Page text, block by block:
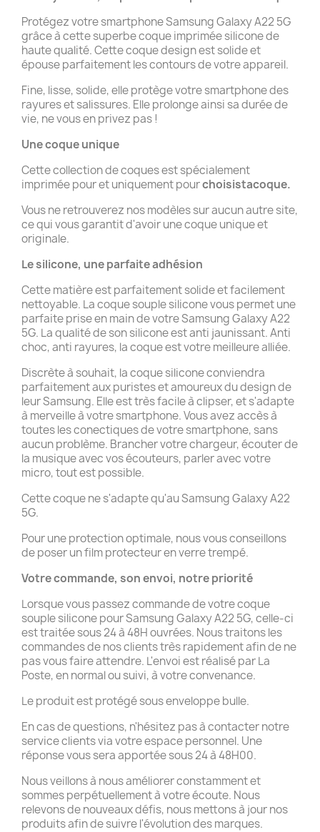
Protégez votre smartphone Samsung Galaxy A22 5G
grâce à cette superbe coque imprimée silicone de
haute qualité. Cette coque design est solide et
épouse parfaitement les contours de votre appareil.
Fine, lisse, solide, elle protège votre smartphone des
rayures et salissures. Elle prolonge ainsi sa durée de
vie, ne vous en privez pas !
Une coque unique
Cette collection de coques est spécialement
imprimée pour et uniquement pourchoisistacoque.
Vous ne retrouverez nos modèles sur aucun autre site,
ce qui vous garantit d'avoir une coque unique et
originale.
Le silicone, une parfaite adhésion
Cette matière est parfaitement solide et facilement
nettoyable. La coque souple silicone vous permet une
parfaite prise en main de votre Samsung Galaxy A22
5G. La qualité de son silicone est anti jaunissant. Anti
choc, anti rayures, la coque est votre meilleure alliée.
Discrète à souhait, la coque silicone conviendra
parfaitement aux puristes et amoureux du design de
leur Samsung. Elle est très facile à clipser, et s'adapte
à merveille à votre smartphone. Vous avez accès à
toutes les conectiques de votre smartphone, sans
aucun problème. Brancher votre chargeur, écouter de
la musique avec vos écouteurs, parler avec votre
micro, tout est possible.
Cette coque ne s'adapte qu'au Samsung Galaxy A22
5G.
Pour une protection optimale, nous vous conseillons
de poser un film protecteur en verre trempé.
Votre commande, son envoi, notre priorité
Lorsque vous passez commande de votre coque
souple silicone pour Samsung Galaxy A22 5G, celle-ci
est traitée sous 24 à 48H ouvrées. Nous traitons les
commandes de nos clients très rapidement afin de ne
pas vous faire attendre. L'envoi est réalisé par La
Poste, en normal ou suivi, à votre convenance.
Le produit est protégé sous enveloppe bulle.
En cas de questions, n'hésitez pas à contacter notre
service clients via votre espace personnel. Une
réponse vous sera apportée sous 24 à 48H00.
Nous veillons à nous améliorer constamment et
sommes perpétuellement à votre écoute. Nous
relevons de nouveaux défis, nous mettons à jour nos
produits afin de suivre l'évolution des marques.